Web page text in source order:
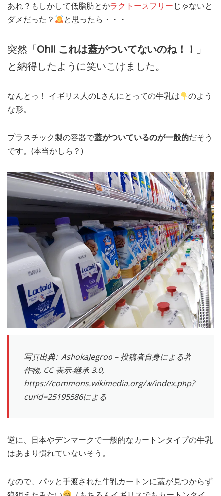
あれ？もしかして低脂肪とかラクトースフリーじゃないと
ダメだった？
と思ったら・・・
突然「Oh!! これは蓋がついてないのね！！ 」
と納得したように笑いこけました。
なんとっ！ イギリス人のLさんにとっての牛乳は
のよう
な形。
プラスチック製の容器で蓋がついているのが一般的だそう
です。(本当かしら？)
写真出典: AshokaJegroo – 投稿者自身による著
作物, CC 表示-継承 3.0,
https://commons.wikimedia.org/w/index.php?
curid=25195586による
逆に、日本やデンマークで一般的なカートンタイプの牛乳
はあまり慣れていないそう。
なので、パッと手渡された牛乳カートンに蓋が見つからず